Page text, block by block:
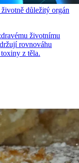
důležitý orgán
životnímu
rovnováhu
z těla.